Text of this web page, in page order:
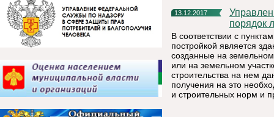
13.12.2017
Управление Росреестра по Республике Коми: понятие и
порядок
В соответствии с
постройкой является
созданные на
или на земельном
строительства на нем
получения на это
и строительных норм и